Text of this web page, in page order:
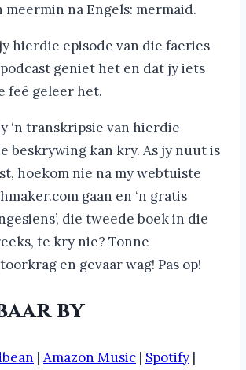
na Engels: mermaid.
hierdie episode van die faeries
geniet het en dat jy iets
feë geleer het.
‘n transkripsie van hierdie
beskrywing kan kry. As jy nuut is
hoekom nie na my webtuiste
gaan en ‘n gratis
die tweede boek in die
te kry nie? Tonne
en gevaar wag! Pas op!
by
| Amazon Music | Spotify |